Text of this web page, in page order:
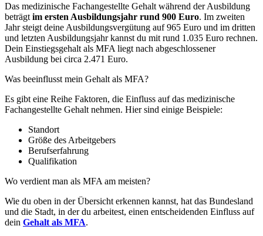
Das medizinische Fachangestellte Gehalt während der Ausbildung
beträgt im ersten Ausbildungsjahr rund 900 Euro. Im zweiten
Jahr steigt deine Ausbildungsvergütung auf 965 Euro und im dritten
und letzten Ausbildungsjahr kannst du mit rund 1.035 Euro rechnen.
Dein Einstiegsgehalt als MFA liegt nach abgeschlossener
Ausbildung bei circa 2.471 Euro.
Was beeinflusst mein Gehalt als MFA?
Es gibt eine Reihe Faktoren, die Einfluss auf das medizinische
Fachangestellte Gehalt nehmen. Hier sind einige Beispiele:
Standort
Größe des Arbeitgebers
Berufserfahrung
Qualifikation
Wo verdient man als MFA am meisten?
Wie du oben in der Übersicht erkennen kannst, hat das Bundesland
und die Stadt, in der du arbeitest, einen entscheidenden Einfluss auf
dein Gehalt als MFA.